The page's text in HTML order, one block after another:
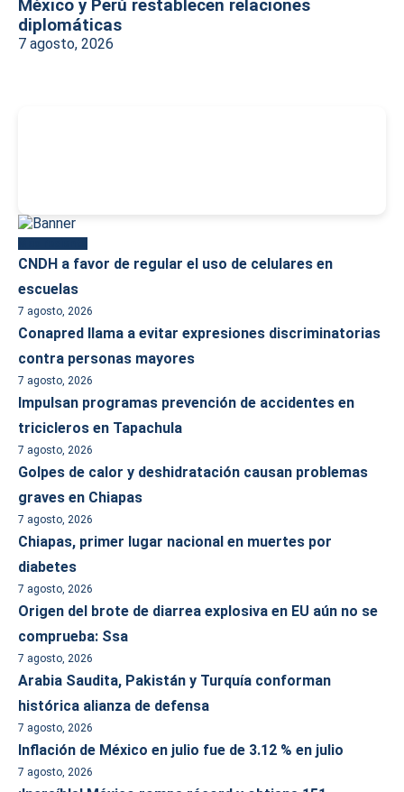
México y Perú restablecen relaciones
diplomáticas
7 agosto, 2026
CNDH a favor de regular el uso de celulares en
escuelas
7 agosto, 2026
Conapred llama a evitar expresiones discriminatorias
contra personas mayores
7 agosto, 2026
Impulsan programas prevención de accidentes en
tricicleros en Tapachula
7 agosto, 2026
Golpes de calor y deshidratación causan problemas
graves en Chiapas
7 agosto, 2026
Chiapas, primer lugar nacional en muertes por
diabetes
7 agosto, 2026
Origen del brote de diarrea explosiva en EU aún no se
comprueba: Ssa
7 agosto, 2026
Arabia Saudita, Pakistán y Turquía conforman
histórica alianza de defensa
7 agosto, 2026
Inflación de México en julio fue de 3.12 % en julio
7 agosto, 2026